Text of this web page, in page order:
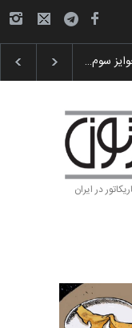
جوایز سوم…
در ایران